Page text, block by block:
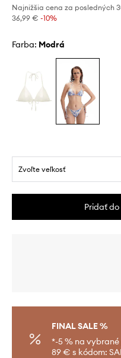
Najnižšia cena za posledných
36,99 € -10%
Farba: modrá
Zvoľte veľkosť
Pridať
FINAL SALE %
*-5 % na
89 € s kódom: